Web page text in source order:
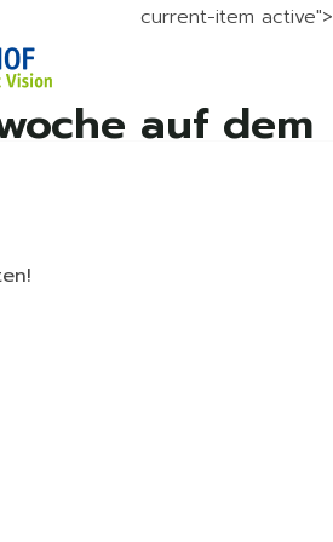
current-item active">
auf dem